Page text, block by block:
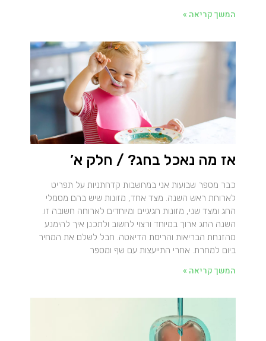
המשך קריאה »
אז מה נאכל בחג? / חלק א’
כבר מספר שבועות אני במחשבות קדחתניות על תפריט
לארוחת ראש השנה. מצד אחד, מזונות שיש בהם מסמלי
החג ומצד שני, מזונות חגיגיים ומיוחדים לארוחה חשובה זו.
השנה החג ארוך במיוחד ורצוי לחשוב ולתכנן איך להימנע
מהזנחת הבריאות והריסת הדיאטה. חבל לשלם את המחיר
ביום למחרת. אחרי התייעצות עם שף ומספר
המשך קריאה »